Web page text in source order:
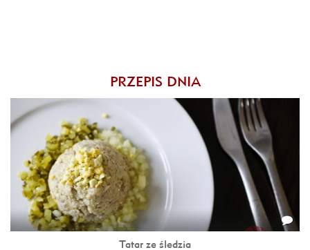
PRZEPIS DNIA
Tatar ze śledzia